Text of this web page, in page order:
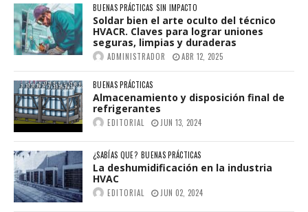
BUENAS PRÁCTICAS SIN IMPACTO
Soldar bien el arte oculto del técnico
HVACR. Claves para lograr uniones
seguras, limpias y duraderas
ADMINISTRADOR ABR 12, 2025
BUENAS PRÁCTICAS
Almacenamiento y disposición final de
refrigerantes
EDITORIAL JUN 13, 2024
¿SABÍAS QUE? BUENAS PRÁCTICAS
La deshumidificación en la industria
HVAC
EDITORIAL JUN 02, 2024